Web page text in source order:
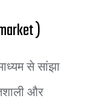
)
से सांझा
और